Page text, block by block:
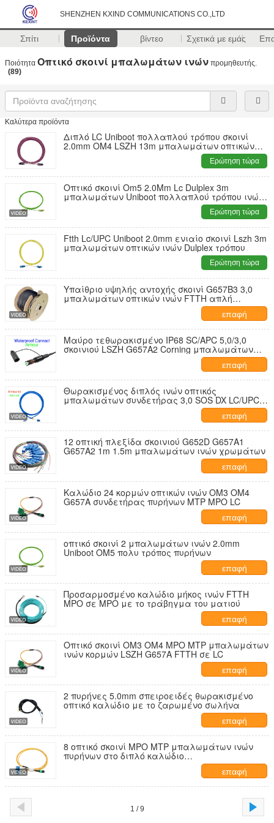
SHENZHEN KXIND COMMUNICATIONS CO.,LTD
Σπίτι Προϊόντα βίντεο Σχετικά με εμάς
Ποιότητα Οπτικό σκοινί μπαλωμάτων ινών προμηθευτής.
(89)
Καλύτερα προϊόντα
Διπλό LC Uniboot πολλαπλού τρόπου σκοινί
2.0mm OM4 LSZH 13m μπαλωμάτων οπτικών
Ερώτηση τώρα
Οπτικό σκοινί Om5 2.0Mm Lc Dulplex 3m
μπαλωμάτων Uniboot πολλαπλού τρόπου ινών
Ερώτηση τώρα
Ftth Lc/UPC Uniboot 2.0mm ενιαίο σκοινί Lszh 3m
μπαλωμάτων οπτικών ινών Dulplex τρόπου
Ερώτηση τώρα
Υπαίθριο υψηλής αντοχής σκοινί G657B3 3,0
μπαλωμάτων οπτικών ινών FTTH απλή
επαφή
Μαύρο τεθωρακισμένο IP68 SC/APC 5,0/3,0
σκοινιού LSZH G657A2 Corning μπαλωμάτων
επαφή
Θωρακισμένος διπλός ινών οπτικός
μπαλωμάτων συνδετήρας 3,0 SOS DX LC/UPC
επαφή
12 οπτική πλεξίδα σκοινιού G652D G657A1
G657A2 1m 1.5m μπαλωμάτων ινών χρωμάτων
επαφή
Καλώδιο 24 κορμών οπτικών ινών OM3 OM4
G657A συνδετήρας πυρήνων MTP MPO LC
επαφή
οπτικό σκοινί 2 μπαλωμάτων ινών 2.0mm
Uniboot OM5 πολυ τρόπος πυρήνων
επαφή
Προσαρμοσμένο καλώδιο μήκος ινών FTTH
MPO σε MPO με το τράβηγμα του ματιού
επαφή
Οπτικό σκοινί OM3 OM4 MPO MTP μπαλωμάτων
ινών κορμών LSZH G657A FTTH σε LC
επαφή
2 πυρήνες 5.0mm σπειροειδές θωρακισμένο
οπτικό καλώδιο με το ζαρωμένο σωλήνα
επαφή
8 οπτικό σκοινί MPO MTP μπαλωμάτων ινών
πυρήνων στο διπλό καλώδιο
επαφή
1 / 9